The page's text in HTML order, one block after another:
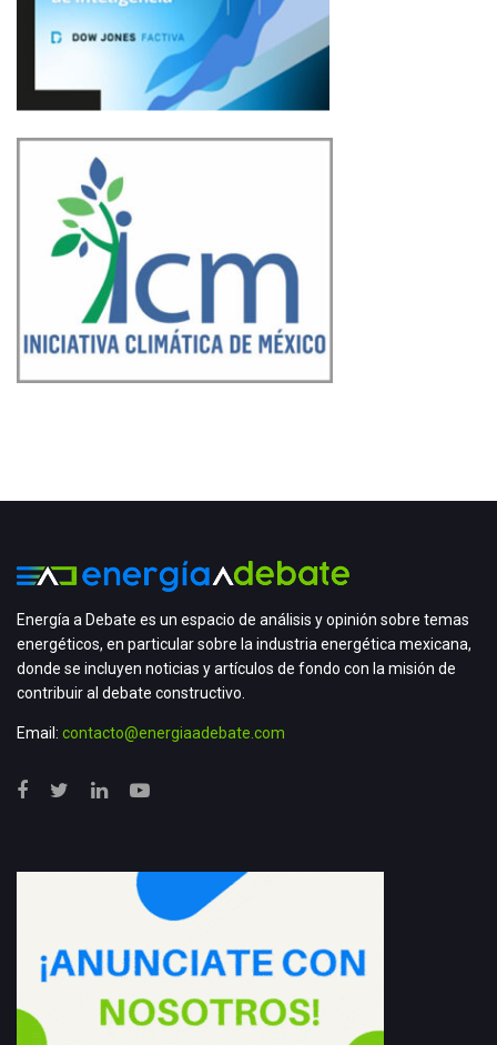
Energía a Debate es un espacio de análisis y opinión sobre temas
energéticos, en particular sobre la industria energética mexicana,
donde se incluyen noticias y artículos de fondo con la misión de
contribuir al debate constructivo.
Email: contacto@energiaadebate.com